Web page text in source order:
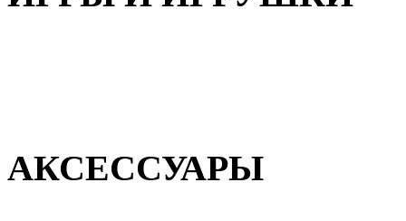
АКСЕССУАРЫ